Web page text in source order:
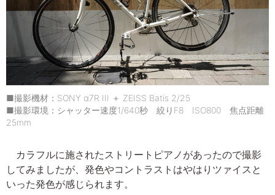
■撮影機材：SONY α7R III ＋ ZEISS Batis 2/25
■撮影環境：シャッター速度1/640秒 絞りF8 ISO800 焦点距離
25mm
カラフルに施されたストリートピアノがあったので撮影
してみましたが、発色やコントラストはやはりツァイスと
いった発色が感じられます。